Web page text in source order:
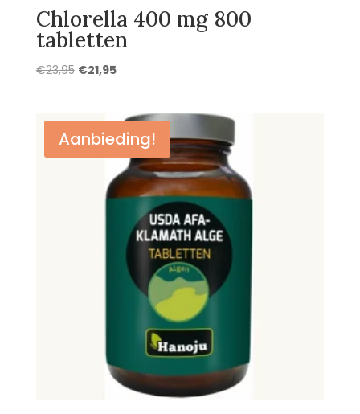
Chlorella 400 mg 800
tabletten
€23,95 Oorspronkelijke
€23,95.
€21,95Huidige
€21,95.
Aanbieding!